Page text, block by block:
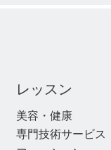
レッスン
美容・健康
専門技術サービス